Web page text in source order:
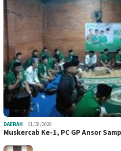
DAERAH 01/08/2026
Muskercab Ke-1, PC GP Ansor